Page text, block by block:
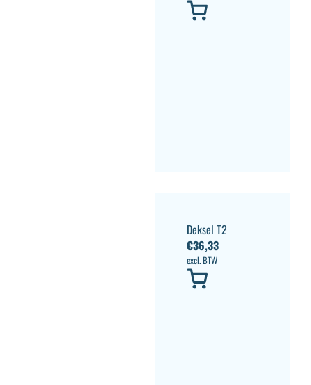
Deksel T2
€36,33
excl. BTW